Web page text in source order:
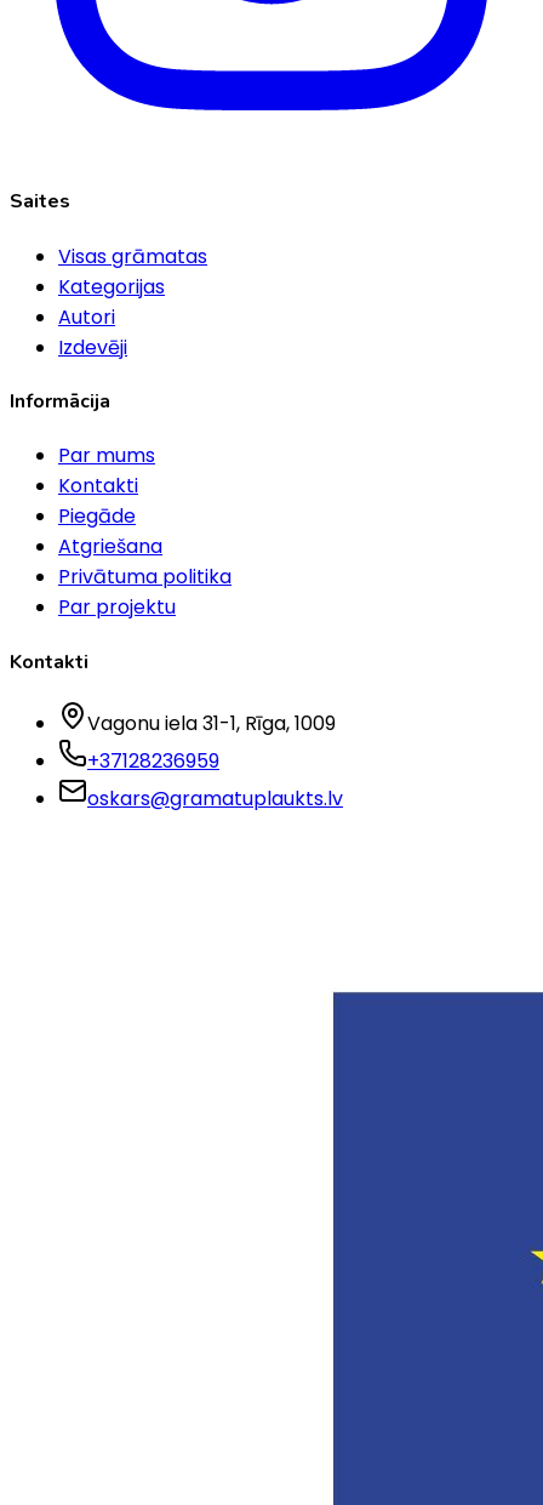
Saites
Visas grāmatas
Kategorijas
Autori
Izdevēji
Informācija
Par mums
Kontakti
Piegāde
Atgriešana
Privātuma politika
Par projektu
Kontakti
Vagonu iela 31-1, Rīga, 1009
+37128236959
oskars@gramatuplaukts.lv